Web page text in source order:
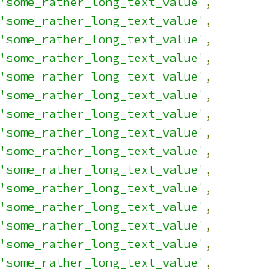
'some_rather_long_text_value' ,
'some_rather_long_text_value' ,
'some_rather_long_text_value' ,
'some_rather_long_text_value' ,
'some_rather_long_text_value' ,
'some_rather_long_text_value' ,
'some_rather_long_text_value' ,
'some_rather_long_text_value' ,
'some_rather_long_text_value' ,
'some_rather_long_text_value' ,
'some_rather_long_text_value' ,
'some_rather_long_text_value' ,
'some_rather_long_text_value' ,
'some_rather_long_text_value' ,